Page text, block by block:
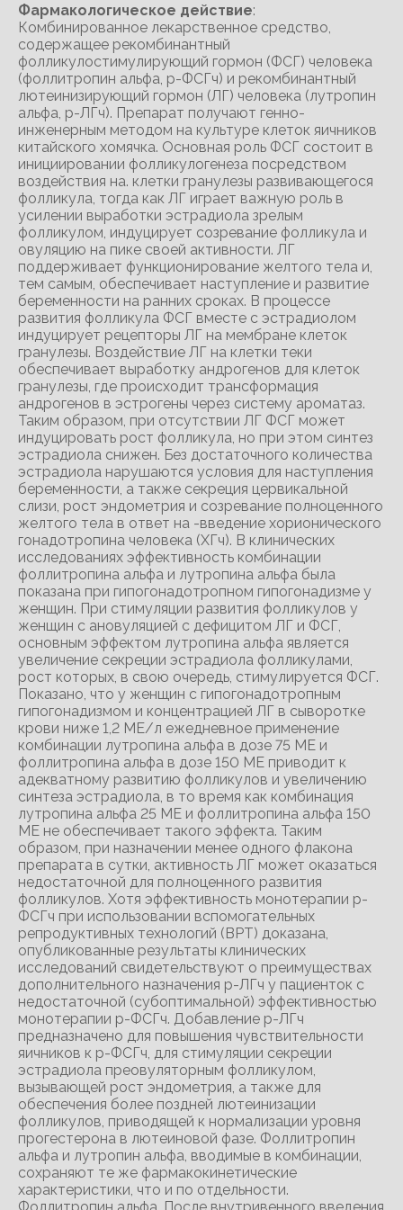
Фармакологическое действие:
Комбинированное лекарственное средство,
содержащее рекомбинантный
фолликулостимулирующий гормон (ФСГ) человека
(фоллитропин альфа, р-ФСГч) и рекомбинантный
лютеинизирующий гормон (ЛГ) человека (лутропин
альфа, р-ЛГч). Препарат получают генно-
инженерным методом на культуре клеток яичников
китайского хомячка. Основная роль ФСГ состоит в
инициировании фолликулогенеза посредством
воздействия на. клетки гранулезы развивающегося
фолликула, тогда как ЛГ играет важную роль в
усилении выработки эстрадиола зрелым
фолликулом, индуцирует созревание фолликула и
овуляцию на пике своей активности. ЛГ
поддерживает функционирование желтого тела и,
тем самым, обеспечивает наступление и развитие
беременности на ранних сроках. В процессе
развития фолликула ФСГ вместе с эстрадиолом
индуцирует рецепторы ЛГ на мембране клеток
гранулезы. Воздействие ЛГ на клетки теки
обеспечивает выработку андрогенов для клеток
гранулезы, где происходит трансформация
андрогенов в эстрогены через систему ароматаз.
Таким образом, при отсутствии ЛГ ФСГ может
индуцировать рост фолликула, но при этом синтез
эстрадиола снижен. Без достаточного количества
эстрадиола нарушаются условия для наступления
беременности, а также секреция цервикальной
слизи, рост эндометрия и созревание полноценного
желтого тела в ответ на -введение хорионического
гонадотропина человека (ХГч). В клинических
исследованиях эффективность комбинации
фоллитропина альфа и лутропина альфа была
показана при гипогонадотропном гипогонадизме у
женщин. При стимуляции развития фолликулов у
женщин с ановуляцией с дефицитом ЛГ и ФСГ,
основным эффектом лутропина альфа является
увеличение секреции эстрадиола фолликулами,
рост которых, в свою очередь, стимулируется ФСГ.
Показано, что у женщин с гипогонадотропным
гипогонадизмом и концентрацией ЛГ в сыворотке
крови ниже 1,2 МЕ/л ежедневное применение
комбинации лутропина альфа в дозе 75 ME и
фоллитропина альфа в дозе 150 ME приводит к
адекватному развитию фолликулов и увеличению
синтеза эстрадиола, в то время как комбинация
лутропина альфа 25 ME и фоллитропина альфа 150
ME не обеспечивает такого эффекта. Таким
образом, при назначении менее одного флакона
препарата в сутки, активность ЛГ может оказаться
недостаточной для полноценного развития
фолликулов. Хотя эффективность монотерапии р-
ФСГч при использовании вспомогательных
репродуктивных технологий (ВРТ) доказана,
опубликованные результаты клинических
исследований свидетельствуют о преимуществах
дополнительного назначения р-ЛГч у пациенток с
недостаточной (субоптимальной) эффективностью
монотерапии р-ФСГч. Добавление р-ЛГч
предназначено для повышения чувствительности
яичников к р-ФСГч, для стимуляции секреции
эстрадиола преовуляторным фолликулом,
вызывающей рост эндометрия, а также для
обеспечения более поздней лютеинизации
фолликулов, приводящей к нормализации уровня
прогестерона в лютеиновой фазе. Фоллитропин
альфа и лутропин альфа, вводимые в комбинации,
сохраняют те же фармакокинетические
характеристики, что и по отдельности.